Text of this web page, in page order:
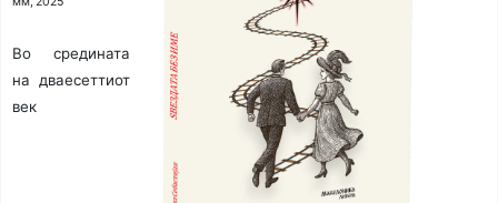
Во средината
на дваесеттиот
век